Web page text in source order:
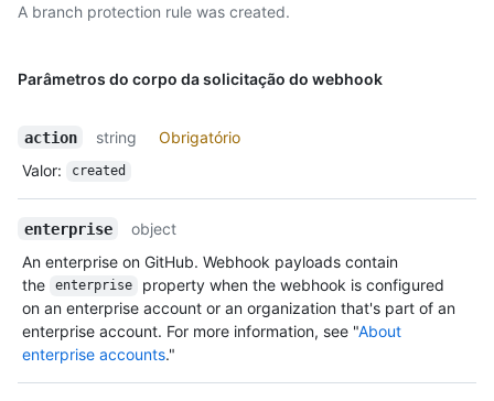
A branch protection rule was created.
Parâmetros do corpo da solicitação do webhook
action string
Obrigatório
Valor: created
enterprise
object
An enterprise on GitHub. Webhook payloads contain
the
enterprise
property when the webhook is configured
on an enterprise account or an organization that's part of an
enterprise account. For more information, see "About
enterprise accounts."